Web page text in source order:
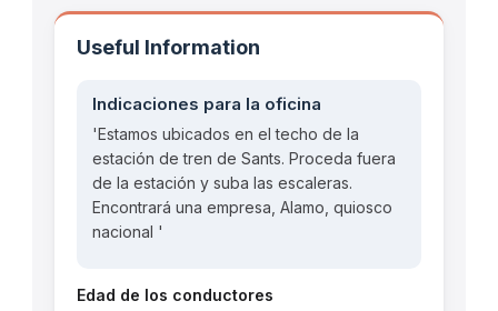
Useful Information
Indicaciones para la oficina
'Estamos ubicados en el techo de la
estación de tren de Sants. Proceda fuera
de la estación y suba las escaleras.
Encontrará una empresa, Alamo, quiosco
nacional '
Edad de los conductores